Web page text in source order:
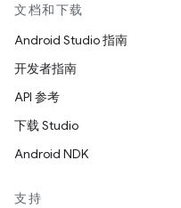
文档和下载
Android Studio 指南
开发者指南
API 参考
下载 Studio
Android NDK
支持